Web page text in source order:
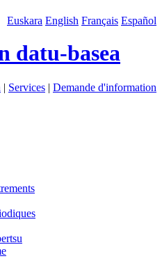
Euskara English Français Español
datu-basea
| Services | Demande d'information